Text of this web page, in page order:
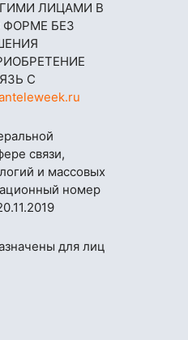
ЛИЦАМИ В
БЕЗ
С
связи,
и массовых
номер
для лиц